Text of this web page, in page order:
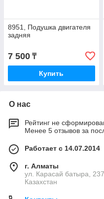
8951, Подушка двигателя
задняя
7 500 ₸
Купить
О нас
Рейтинг не
Менее 5 отзывов за
Работает с 14.07.2014
г. Алматы
ул. Карасай батыра,
Казахстан